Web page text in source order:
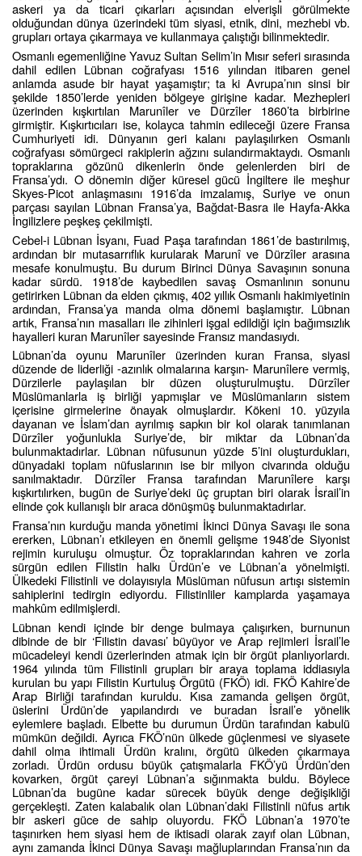
askeri ya da ticari çıkarları açısından elverişli görülmekte
olduğundan dünya üzerindeki tüm siyasi, etnik, dini, mezhebi vb.
grupları ortaya çıkarmaya ve kullanmaya çalıştığı bilinmektedir.
Osmanlı egemenliğine Yavuz Sultan Selim’in Mısır seferi sırasında
dahil edilen Lübnan coğrafyası 1516 yılından itibaren genel
anlamda asude bir hayat yaşamıştır; ta ki Avrupa’nın sinsi bir
şekilde 1850’lerde yeniden bölgeye girişine kadar. Mezhepleri
üzerinden kışkırtılan Marunîler ve Dürzîler 1860’ta birbirine
girmiştir. Kışkırtıcıları ise, kolayca tahmin edileceği üzere Fransa
Cumhuriyeti idi. Dünyanın geri kalanı paylaşılırken Osmanlı
coğrafyası sömürgeci rakiplerin ağzını sulandırmaktaydı. Osmanlı
topraklarına gözünü dikenlerin önde gelenlerden biri de
Fransa’ydı. O dönemin diğer küresel gücü İngiltere ile meşhur
Skyes-Picot anlaşmasını 1916’da imzalamış, Suriye ve onun
parçası sayılan Lübnan Fransa’ya, Bağdat-Basra ile Hayfa-Akka
İngilizlere peşkeş çekilmişti.
Cebel-i Lübnan İsyanı, Fuad Paşa tarafından 1861’de bastırılmış,
ardından bir mutasarrıflık kurularak Marunî ve Dürzîler arasına
mesafe konulmuştu. Bu durum Birinci Dünya Savaşının sonuna
kadar sürdü. 1918’de kaybedilen savaş Osmanlının sonunu
getirirken Lübnan da elden çıkmış, 402 yıllık Osmanlı hakimiyetinin
ardından, Fransa’ya manda olma dönemi başlamıştır. Lübnan
artık, Fransa’nın masalları ile zihinleri işgal edildiği için bağımsızlık
hayalleri kuran Marunîler sayesinde Fransız mandasıydı.
Lübnan’da oyunu Marunîler üzerinden kuran Fransa, siyasi
düzende de liderliği -azınlık olmalarına karşın- Marunîlere vermiş,
Dürzilerle paylaşılan bir düzen oluşturulmuştu. Dürzîler
Müslümanlarla iş birliği yapmışlar ve Müslümanların sistem
içerisine girmelerine önayak olmuşlardır. Kökeni 10. yüzyıla
dayanan ve İslam’dan ayrılmış sapkın bir kol olarak tanımlanan
Dürzîler yoğunlukla Suriye’de, bir miktar da Lübnan’da
bulunmaktadırlar. Lübnan nüfusunun yüzde 5’ini oluşturdukları,
dünyadaki toplam nüfuslarının ise bir milyon civarında olduğu
sanılmaktadır. Dürzîler Fransa tarafından Marunîlere karşı
kışkırtılırken, bugün de Suriye’deki üç gruptan biri olarak İsrail’in
elinde çok kullanışlı bir araca dönüşmüş bulunmaktadırlar.
Fransa’nın kurduğu manda yönetimi İkinci Dünya Savaşı ile sona
ererken, Lübnan’ı etkileyen en önemli gelişme 1948’de Siyonist
rejimin kuruluşu olmuştur. Öz topraklarından kahren ve zorla
sürgün edilen Filistin halkı Ürdün’e ve Lübnan’a yönelmişti.
Ülkedeki Filistinli ve dolayısıyla Müslüman nüfusun artışı sistemin
sahiplerini tedirgin ediyordu. Filistinliler kamplarda yaşamaya
mahkûm edilmişlerdi.
Lübnan kendi içinde bir denge bulmaya çalışırken, burnunun
dibinde de bir ‘Filistin davası’ büyüyor ve Arap rejimleri İsrail’le
mücadeleyi kendi üzerlerinden atmak için bir örgüt planlıyorlardı.
1964 yılında tüm Filistinli grupları bir araya toplama iddiasıyla
kurulan bu yapı Filistin Kurtuluş Örgütü (FKÖ) idi. FKÖ Kahire’de
Arap Birliği tarafından kuruldu. Kısa zamanda gelişen örgüt,
üslerini Ürdün’de yapılandırdı ve buradan İsrail’e yönelik
eylemlere başladı. Elbette bu durumun Ürdün tarafından kabulü
mümkün değildi. Ayrıca FKÖ’nün ülkede güçlenmesi ve siyasete
dahil olma ihtimali Ürdün kralını, örgütü ülkeden çıkarmaya
zorladı. Ürdün ordusu büyük çatışmalarla FKÖ’yü Ürdün’den
kovarken, örgüt çareyi Lübnan’a sığınmakta buldu. Böylece
Lübnan’da bugüne kadar sürecek büyük denge değişikliği
gerçekleşti. Zaten kalabalık olan Lübnan’daki Filistinli nüfus artık
bir askeri güce de sahip oluyordu. FKÖ Lübnan’a 1970’te
taşınırken hem siyasi hem de iktisadi olarak zayıf olan Lübnan,
aynı zamanda İkinci Dünya Savaşı mağluplarından Fransa’nın da